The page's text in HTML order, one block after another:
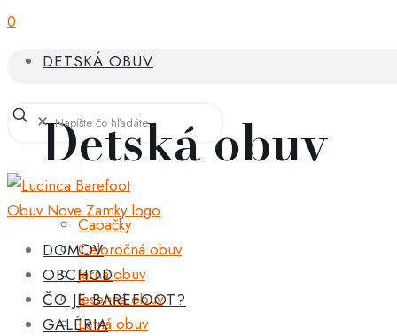
0
DETSKÁ OBUV
Detská obuv
Capačky
Celoročná obuv
Jarná obuv
Jesenná obuv
Letná obuv
✕
DOMOV
OBCHOD
ČO JE BAREFOOT?
GALÉRIA